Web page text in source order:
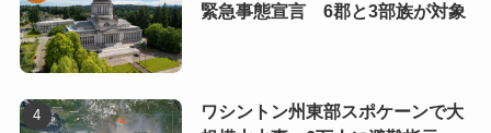
緊急事態宣言 6郡と3部族が対象
ワシントン州東部スポケーンで大